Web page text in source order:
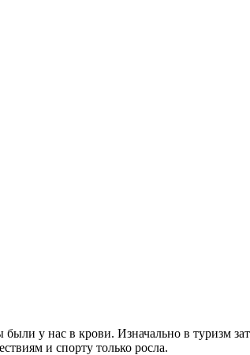
у нас в крови. Изначально в туризм
и спорту только росла.